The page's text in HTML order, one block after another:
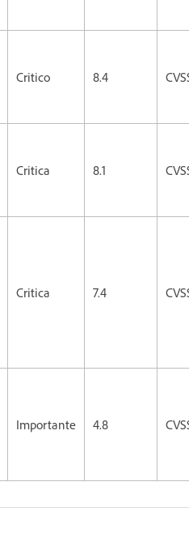
Critico 8.4
Critica 8.1
Critica 7.4
Importante 4.8